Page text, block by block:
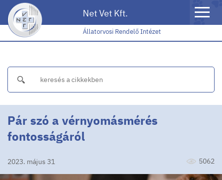
Net Vet Kft.
Toggle
Állatorvosi Rendelő Intézet
Pár szó a vérnyomásmérés
fontosságáról
2023. május 31 5062